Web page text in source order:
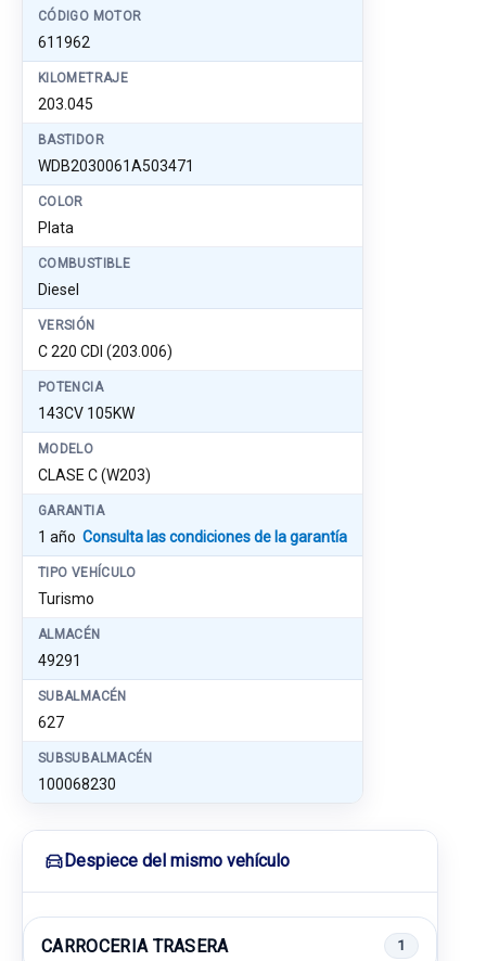
CÓDIGO MOTOR
611962
KILOMETRAJE
203.045
BASTIDOR
WDB2030061A503471
COLOR
Plata
COMBUSTIBLE
Diesel
VERSIÓN
C 220 CDI (203.006)
POTENCIA
143CV 105KW
MODELO
CLASE C (W203)
GARANTIA
1 año Consulta las condiciones de la garantía
TIPO VEHÍCULO
Turismo
ALMACÉN
49291
SUBALMACÉN
627
SUBSUBALMACÉN
100068230
Despiece del mismo vehículo
CARROCERIA TRASERA 1